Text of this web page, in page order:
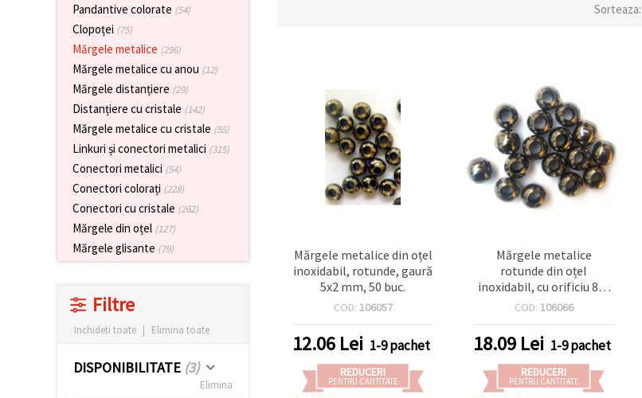
Pandantive colorate (54)
Clopoței (75)
Mărgele metalice (296)
Mărgele metalice cu anou (12)
Mărgele distanțiere (29)
Distanțiere cu cristale (142)
Mărgele metalice cu cristale (55)
Linkuri și conectori metalici (315)
Conectori metalici (54)
Conectori colorați (228)
Conectori cu cristale (262)
Mărgele din oțel (127)
Mărgele glisante (79)
Filtre
Inchideti toate | Elimina toate
DISPONIBILITATE (3)
Elimina
Sorteaza:
Mărgele metalice din oțel
inoxidabil, rotunde, gaură
5x2 mm, 50 buc.
COD: 106057
12.06 Lei 1-9 pachet
REDUCERI
PENTRU CANTITATE
Mărgele metalice
rotunde din oțel
inoxidabil, cu orificiu 8x4
mm, culoare argintie, 50
COD: 106066
18.09 Lei 1-9 pachet
REDUCERI
PENTRU CANTITATE